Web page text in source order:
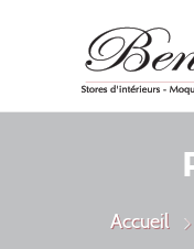
Accueil